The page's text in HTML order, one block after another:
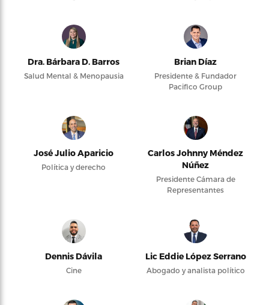
Dra. Bárbara D. Barros
Salud Mental & Menopausia
Brian Díaz
Presidente & Fundador
Pacifico Group
José Julio Aparicio
Política y derecho
Carlos Johnny Méndez
Núñez
Presidente Cámara de
Representantes
Dennis Dávila
Cine
Lic Eddie López Serrano
Abogado y analista político